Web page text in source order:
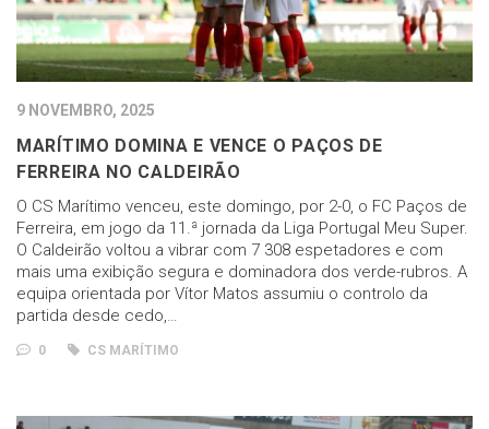
9 NOVEMBRO, 2025
MARÍTIMO DOMINA E VENCE O PAÇOS DE
FERREIRA NO CALDEIRÃO
O CS Marítimo venceu, este domingo, por 2-0, o FC Paços de
Ferreira, em jogo da 11.ª jornada da Liga Portugal Meu Super.
O Caldeirão voltou a vibrar com 7 308 espetadores e com
mais uma exibição segura e dominadora dos verde-rubros. A
equipa orientada por Vítor Matos assumiu o controlo da
partida desde cedo,…
0 CS MARÍTIMO